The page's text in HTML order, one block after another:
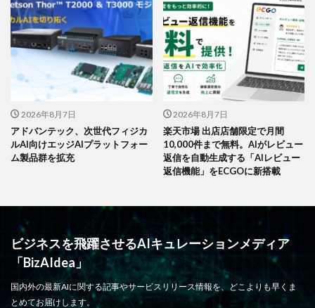
2026年8月7日
アドバンテック、次世代フィジカ
ルAI向けエッジAIプラットフォー
ム製品群を拡充
2026年8月7日
楽天市場 出店店舗限定で月間
10,000件まで無料。AIがレビュー
返信を自動生成する「AIレビュー
返信機能」をECGOに新搭載
ビジネスを飛躍させるAIキュレーションメディア
「BizAIdea」
国内外の最新AIに関する記事やサービスリリース情報を、どこよりも早くま
とめてお届けします。